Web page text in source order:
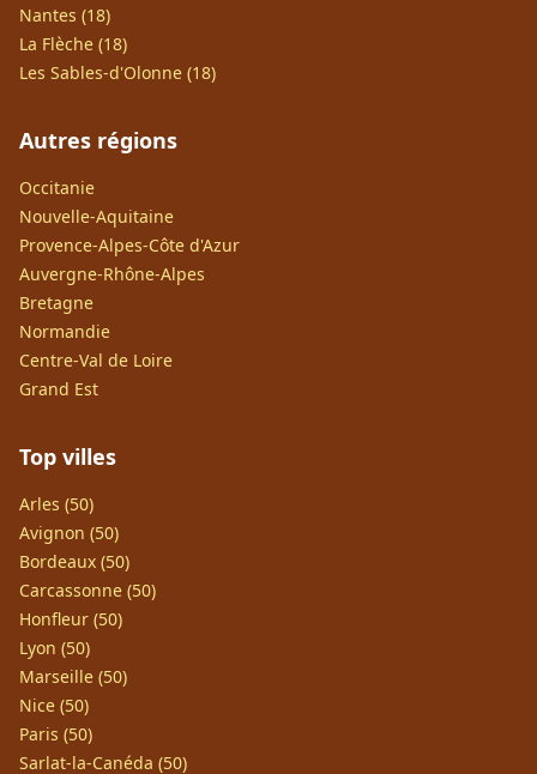
Nantes (18)
La Flèche (18)
Les Sables-d'Olonne (18)
Autres régions
Occitanie
Nouvelle-Aquitaine
Provence-Alpes-Côte d'Azur
Auvergne-Rhône-Alpes
Bretagne
Normandie
Centre-Val de Loire
Grand Est
Top villes
Arles (50)
Avignon (50)
Bordeaux (50)
Carcassonne (50)
Honfleur (50)
Lyon (50)
Marseille (50)
Nice (50)
Paris (50)
Sarlat-la-Canéda (50)